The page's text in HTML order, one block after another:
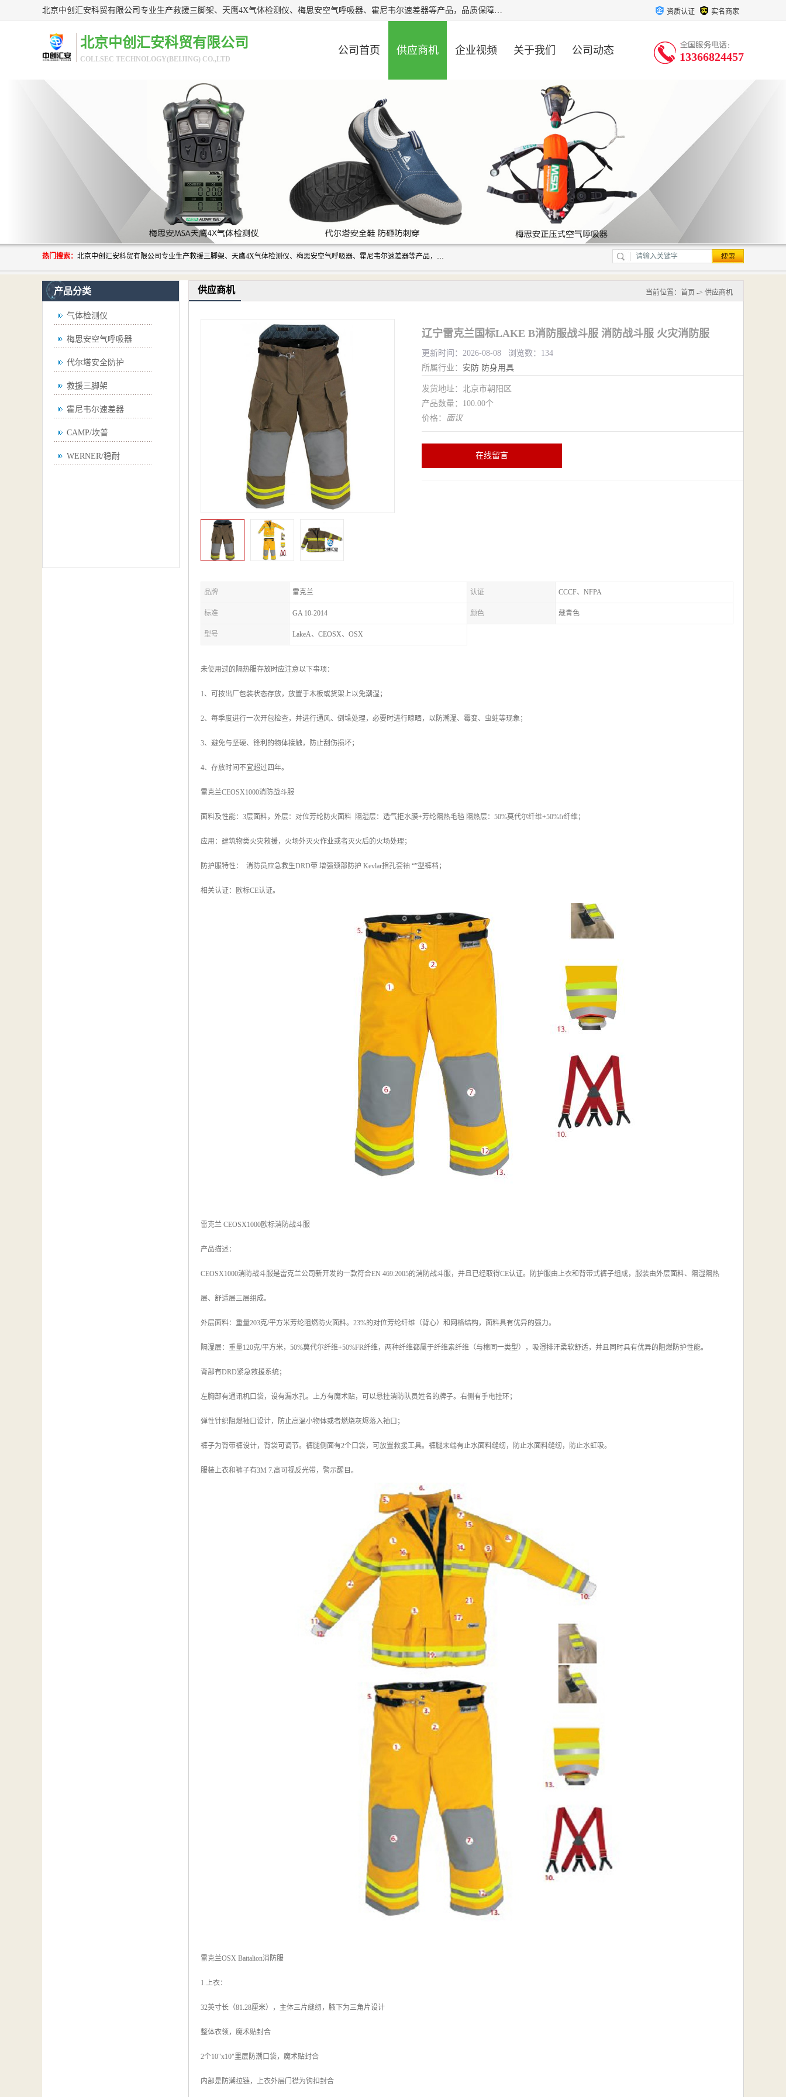
北京中创汇安科贸有限公司专业生产救援三脚架、天鹰4X气体检测仪、梅思安空气呼吸器、霍尼韦尔速差器等产品，品质保障，价格合理，欢迎在线致电咨询。 资质认证 实名商家
北京中创汇安科贸有限公司
COLLSEC TECHNOLOGY(BEIJING) CO.,LTD
公司首页 供应商机 企业视频 关于我们 公司动态 13366824457
热门搜索： 北京中创汇安科贸有限公司专业生产救援三脚架、天鹰4X气体检测仪、梅思安空气呼吸器、霍尼韦尔速差器等产品，品质保障，价格合理，欢迎在线致电咨询。
产品分类
气体检测仪
梅思安空气呼吸器
代尔塔安全防护
救援三脚架
霍尼韦尔速差器
CAMP/坎普
WERNER/稳耐
供应商机 当前位置： 首页 -> 供应商机
辽宁雷克兰国标LAKE B消防服战斗服 消防战斗服 火灾消防服
更新时间：2026-08-08 浏览数：134
所属行业： 安防 防身用具
发货地址：北京市朝阳区
产品数量：100.00个
价格： 面议
在线留言
品牌 雷克兰 认证 CCCF、NFPA
标准 GA 10-2014 颜色 藏青色
型号 LakeA、CEOSX、OSX
未使用过的隔热服存放时应注意以下事项：
1、可按出厂包装状态存放，放置于木板或货架上以免潮湿；
2、每季度进行一次开包检查，并进行通风、倒垛处理，必要时进行晾晒，以防潮湿、霉变、虫蛀等现象；
3、避免与坚硬、锋利的物体接触，防止刮伤损坏；
4、存放时间不宜超过四年。
雷克兰CEOSX1000消防战斗服
面料及性能：3层面料，外层：对位芳纶防火面料 隔湿层：透气拒水膜+芳纶隔热毛毡 隔热层：50%莫代尔纤维+50%fr纤维；
应用：建筑物类火灾救援，火场外灭火作业或者灭火后的火场处理；
防护服特性： 消防员应急救生DRD带 增强颈部防护 Kevlar指孔套袖 “”型裤裆；
相关认证：欧标CE认证。
雷克兰 CEOSX1000欧标消防战斗服
产品描述：
CEOSX1000消防战斗服是雷克兰公司新开发的一款符合EN 469:2005的消防战斗服，并且已经取得CE认证。防护服由上衣和背带式裤子组成，服装由外层面料、隔湿隔热
层、舒适层三层组成。
外层面料：重量203克/平方米芳纶阻燃防火面料。23%的对位芳纶纤维（背心）和网格结构，面料具有优异的强力。
隔湿层：重量120克/平方米，50%莫代尔纤维+50%FR纤维，两种纤维都属于纤维素纤维（与棉同一类型），吸湿排汗柔软舒适，并且同时具有优异的阻燃防护性能。
背部有DRD紧急救援系统；
左胸部有通讯机口袋，设有漏水孔。上方有魔术贴，可以悬挂消防队员姓名的牌子。右侧有手电挂环；
弹性针织阻燃袖口设计，防止高温小物体或者燃烧灰烬落入袖口；
裤子为背带裤设计，背袋可调节。裤腿侧面有2个口袋，可放置救援工具。裤腿末端有止水面料缝纫，防止水面料缝纫，防止水虹吸。
服装上衣和裤子有3M 7.高可视反光带，警示醒目。
雷克兰OSX Battalion消防服
1.上衣：
32英寸长（81.28厘米），主体三片缝纫，腋下为三角片设计
整体衣领，魔术贴封合
2个10"x10"里层防潮口袋，魔术贴封合
内部是防潮拉链，上衣外层门襟为钩扣封合